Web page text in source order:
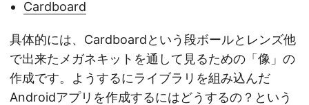
Cardboard
具体的には、Cardboardという段ボールとレンズ他
で出来たメガネキットを通して見るための「像」の
作成です。ようするにライブラリを組み込んだ
Androidアプリを作成するにはどうするの？という